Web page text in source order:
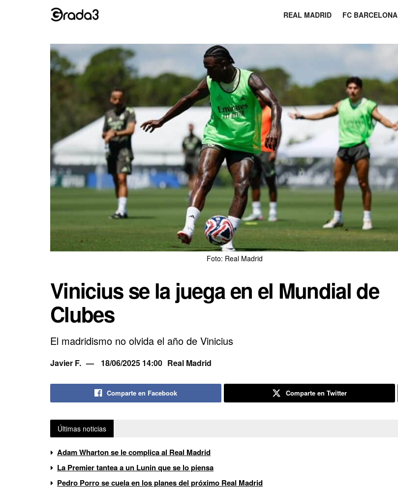
REAL MADRID FC BARCELONA
Foto: Real Madrid
Vinicius se la juega en el Mundial de
Clubes
El madridismo no olvida el año de Vinicius
Javier F. 18/06/2025 14:00 Real Madrid
Comparte en Facebook Comparte en Twitter
Últimas noticias
Adam Wharton se le complica al Real Madrid
La Premier tantea a un Lunin que se lo piensa
Pedro Porro se cuela en los planes del próximo Real Madrid